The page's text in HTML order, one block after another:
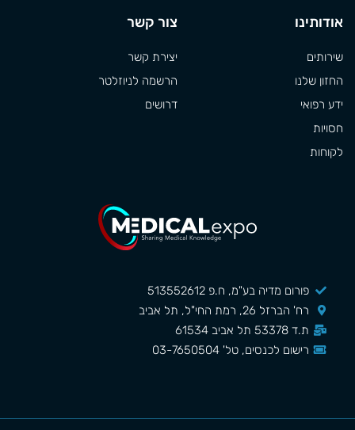
פורום מדיה בע"מ, ח.פ 513552612
רח' הברזל 26, רמת החי"ל, תל אביב
ת.ד 53378 תל אביב 61534
רישום לכנסים, טל' 03-7650504
אודותינו
שירותים
החזון שלנו
ידע רפואי
חסויות
לקוחות
צור קשר
יצירת קשר
הרשמה לניוזלטר
דרושים